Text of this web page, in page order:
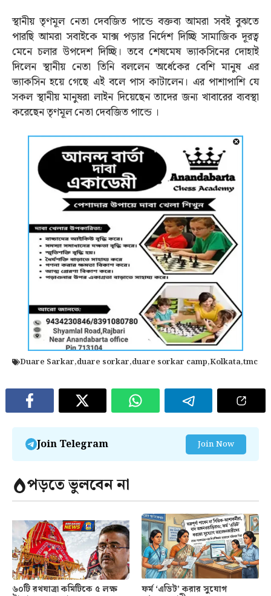
স্থানীয় তৃণমূল নেতা দেবজিত পান্ডে বক্তব্য আমরা সবই বুঝতে
পারছি আমরা সবাইকে মাক্স পড়ার নির্দেশ দিচ্ছি সামাজিক দূরত্ব
মেনে চলার উপদেশ দিচ্ছি। তবে শেষমেষ ভ্যাকসিনের দোহাই
দিলেন স্থানীয় নেতা তিনি বললেন অর্ধেকের বেশি মানুষ এর
ভ্যাকসিন হয়ে গেছে এই বলে পাস কাটালেন। এর পাশাপাশি যে
সকল স্থানীয় মানুষরা লাইন দিয়েছেন তাদের জন্য খাবারের ব্যবস্থা
করেছেন তৃণমূল নেতা দেবজিত পান্ডে ।
Duare Sarkar,duare sorkar,duare sorkar camp,Kolkata,tmc
Join Telegram Join Now
পড়তে ভুলবেন না
৬০টি রথযাত্রা কমিটিকে ৫ লক্ষ ফর্ম ‘এডিট’ করার সুযোগ